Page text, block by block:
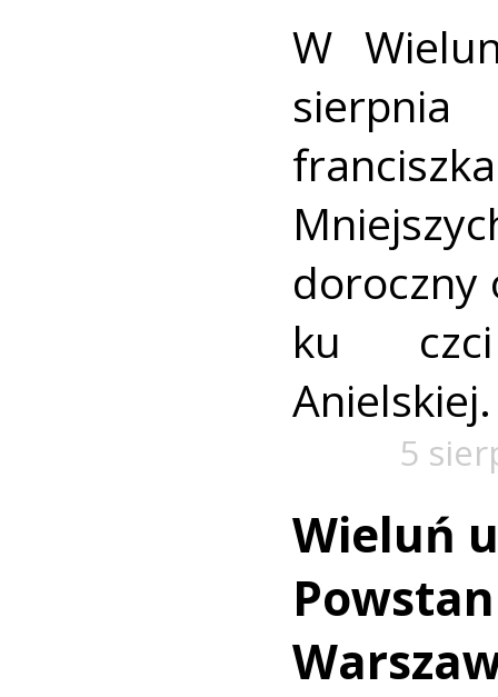
W
doroczny
ku
Anielskiej.
5
Wieluń